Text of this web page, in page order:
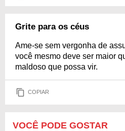
Grite para os céus
Ame-se sem vergonha de
você mesmo deve ser maior
maldoso que possa vir.
COPIAR
VOCÊ PODE GOSTAR